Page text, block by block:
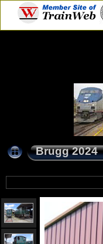
Brugg 2024